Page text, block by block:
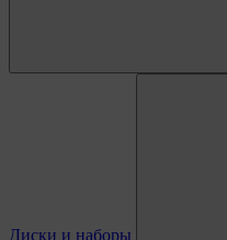
Диски и наборы